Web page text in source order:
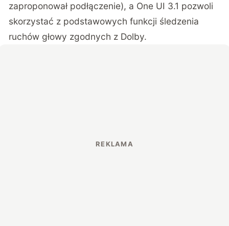
zaproponował podłączenie), a One UI 3.1 pozwoli
skorzystać z podstawowych funkcji śledzenia
ruchów głowy zgodnych z Dolby.